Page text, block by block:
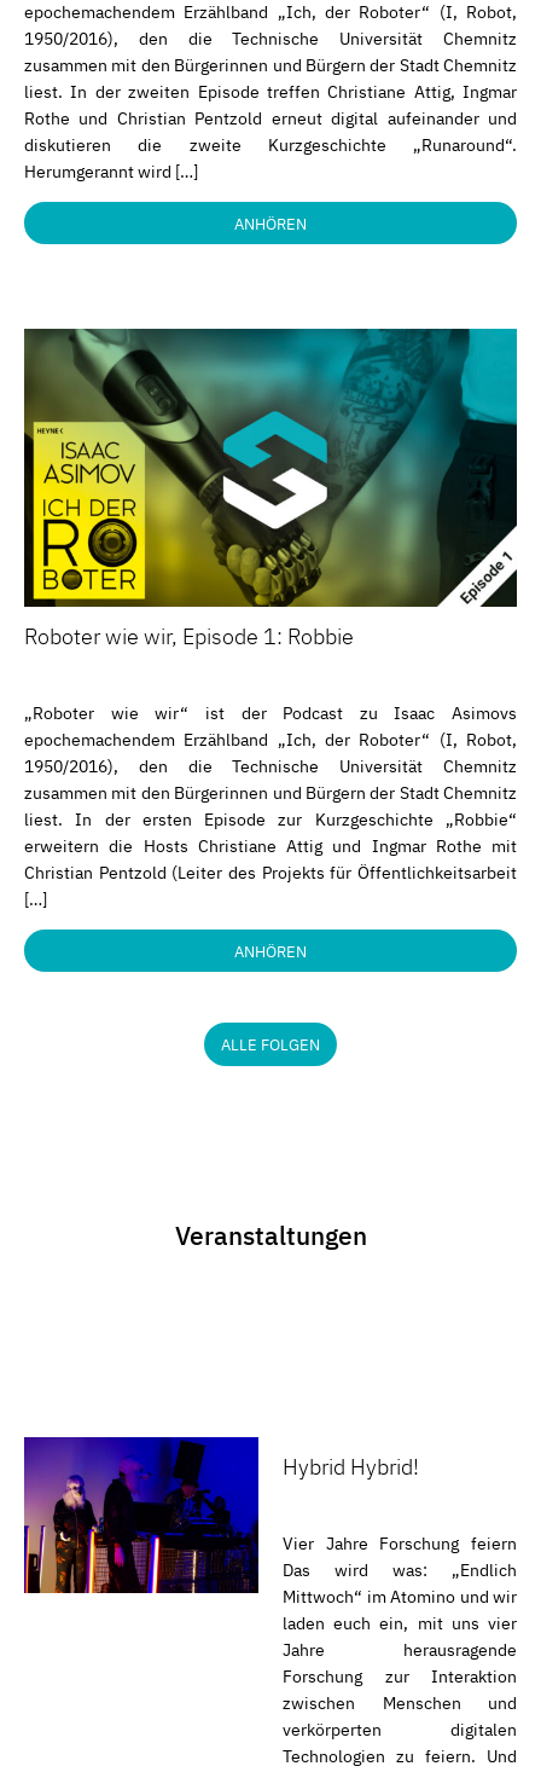
epochemachendem Erzählband „Ich, der Roboter“ (I, Robot,
1950/2016), den die Technische Universität Chemnitz
zusammen mit den Bürgerinnen und Bürgern der Stadt Chemnitz
liest. In der zweiten Episode treffen Christiane Attig, Ingmar
Rothe und Christian Pentzold erneut digital aufeinander und
diskutieren die zweite Kurzgeschichte „Runaround“.
Herumgerannt wird […]
ANHÖREN
Roboter wie wir, Episode 1: Robbie
„Roboter wie wir“ ist der Podcast zu Isaac Asimovs
epochemachendem Erzählband „Ich, der Roboter“ (I, Robot,
1950/2016), den die Technische Universität Chemnitz
zusammen mit den Bürgerinnen und Bürgern der Stadt Chemnitz
liest. In der ersten Episode zur Kurzgeschichte „Robbie“
erweitern die Hosts Christiane Attig und Ingmar Rothe mit
Christian Pentzold (Leiter des Projekts für Öffentlichkeitsarbeit
[…]
ANHÖREN
ALLE FOLGEN
Veranstaltungen
Hybrid Hybrid!
Vier Jahre Forschung feiern
Das wird was: „Endlich
Mittwoch“ im Atomino und wir
laden euch ein, mit uns vier
Jahre herausragende
Forschung zur Interaktion
zwischen Menschen und
verkörperten digitalen
Technologien zu feiern. Und